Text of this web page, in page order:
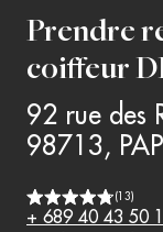
Prendre
coiffeur
92 rue des
98713,
( 13)
+ 689 40 43 50